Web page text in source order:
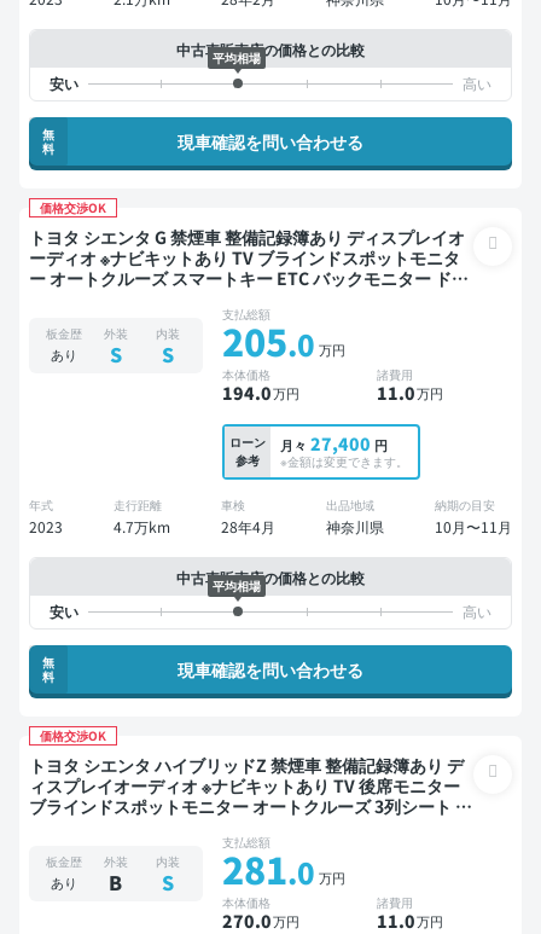
中古車販売店の価格との比較
平均相場
無
料
現車確認を問い合わせる
価格交渉OK
トヨタ シエンタ G 禁煙車 整備記録簿あり ディスプレイオ
ーディオ ※ナビキットあり TV ブラインドスポットモニタ
ー オートクルーズ スマートキー ETC バックモニター ドラ
板金歴
あり
外装
S
内装
S
支払総額
205.0 万円
本体価格
194.0万円
諸費用
11.0万円
ローン
参考
月々 27,400 円
※金額は変更できます。
年式
2023
走行距離
4.7万km
車検
28年4月
出品地域
神奈川県
納期の目安
10月〜11月
中古車販売店の価格との比較
平均相場
無
料
現車確認を問い合わせる
価格交渉OK
トヨタ シエンタ ハイブリッドZ 禁煙車 整備記録簿あり デ
ィスプレイオーディオ ※ナビキットあり TV 後席モニター
ブラインドスポットモニター オートクルーズ 3列シート ス
側電動スライドドア 7人乗り
板金歴
あり
外装
B
内装
S
支払総額
281.0 万円
本体価格
270.0万円
諸費用
11.0万円